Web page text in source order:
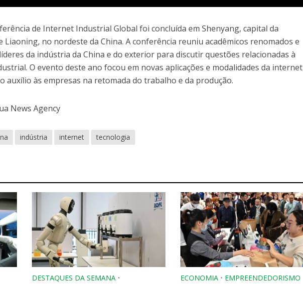
de Internet Industrial Global foi concluída em Shenyang, capital da
Liaoning, no nordeste da China. A conferência reuniu acadêmicos renomados e
da indústria da China e do exterior para discutir questões relacionadas à
O evento deste ano focou em novas aplicações e modalidades da internet
auxílio às empresas na retomada do trabalho e da produção.
News Agency
indústria internet tecnologia
DESTAQUES DA SEMANA •
ECONOMIA • EMPREENDEDORISMO